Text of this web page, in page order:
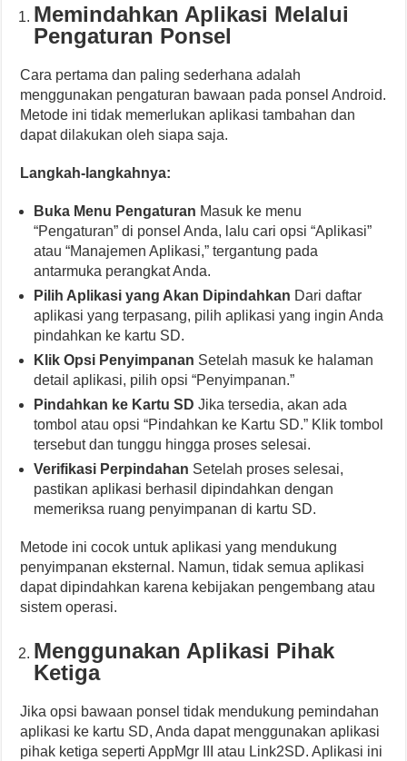
Memindahkan Aplikasi Melalui
Pengaturan Ponsel
Cara pertama dan paling sederhana adalah
menggunakan pengaturan bawaan pada ponsel Android.
Metode ini tidak memerlukan aplikasi tambahan dan
dapat dilakukan oleh siapa saja.
Langkah-langkahnya:
Buka Menu Pengaturan Masuk ke menu
“Pengaturan” di ponsel Anda, lalu cari opsi “Aplikasi”
atau “Manajemen Aplikasi,” tergantung pada
antarmuka perangkat Anda.
Pilih Aplikasi yang Akan Dipindahkan Dari daftar
aplikasi yang terpasang, pilih aplikasi yang ingin Anda
pindahkan ke kartu SD.
Klik Opsi Penyimpanan Setelah masuk ke halaman
detail aplikasi, pilih opsi “Penyimpanan.”
Pindahkan ke Kartu SD Jika tersedia, akan ada
tombol atau opsi “Pindahkan ke Kartu SD.” Klik tombol
tersebut dan tunggu hingga proses selesai.
Verifikasi Perpindahan Setelah proses selesai,
pastikan aplikasi berhasil dipindahkan dengan
memeriksa ruang penyimpanan di kartu SD.
Metode ini cocok untuk aplikasi yang mendukung
penyimpanan eksternal. Namun, tidak semua aplikasi
dapat dipindahkan karena kebijakan pengembang atau
sistem operasi.
Menggunakan Aplikasi Pihak
Ketiga
Jika opsi bawaan ponsel tidak mendukung pemindahan
aplikasi ke kartu SD, Anda dapat menggunakan aplikasi
pihak ketiga seperti AppMgr III atau Link2SD. Aplikasi ini